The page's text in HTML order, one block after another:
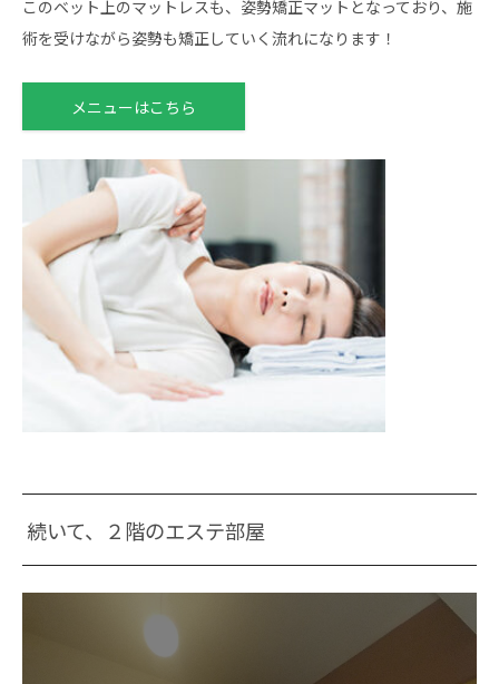
このベット上のマットレスも、姿勢矯正マットとなっており、施
術を受けながら姿勢も矯正していく流れになります！
メニューはこちら
続いて、２階のエステ部屋